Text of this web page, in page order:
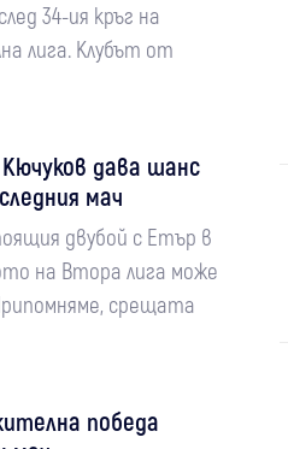
34-ия кръг на
лига. Клубът от
дава шанс
мач
двубой с Етър в
на Втора лига може
срещата
победа